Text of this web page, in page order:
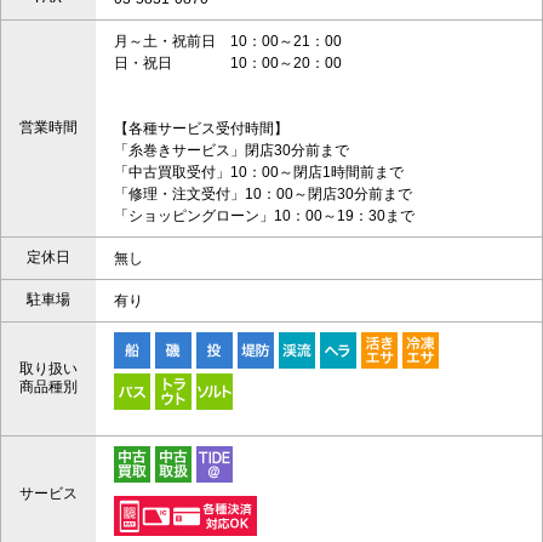
営業時間
月～土・祝前日 10：00～21：00
日・祝日 10：00～20：00
【各種サービス受付時間】
「糸巻きサービス」閉店30分前まで
「中古買取受付」10：00～閉店1時間前まで
「修理・注文受付」10：00～閉店30分前まで
「ショッピングローン」10：00～19：30まで
定休日 無し
駐車場 有り
取り扱い
商品種別
サービス